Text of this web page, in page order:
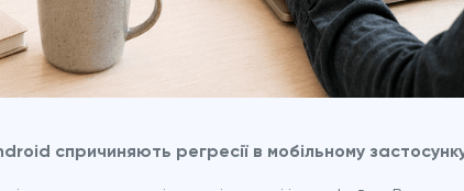
спричиняють регресії в мобільному